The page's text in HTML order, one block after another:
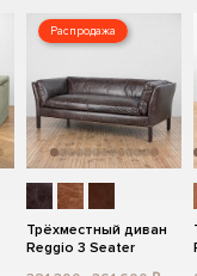
Распродажа
Трёхместный диван
Reggio 3 Seater